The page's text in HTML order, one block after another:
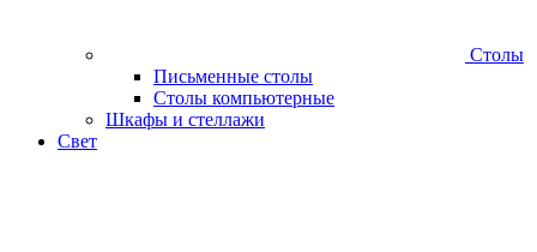
Столы
Письменные столы
Столы компьютерные
Шкафы и стеллажи
Свет